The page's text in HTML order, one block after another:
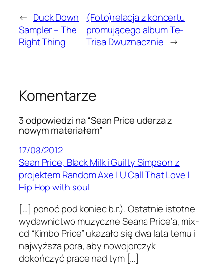
← Duck Down
Sampler – The
Right Thing
(Foto)relacja z koncertu
promującego album Te-
Trisa Dwuznacznie →
Komentarze
3 odpowiedzi na “Sean Price uderza z
nowym materiałem”
17/08/2012
Sean Price, Black Milk i Guilty Simpson z
projektem Random Axe | U Call That Love |
Hip Hop with soul
[…] ponoć pod koniec b.r.). Ostat­nie istotne
wydawnictwo muzy­czne Seana Price’a, mix-
cd “Kimbo Price” ukazało się dwa lata temu i
najwyższa pora, aby nowo­jor­czyk
dokończyć prace nad tym […]